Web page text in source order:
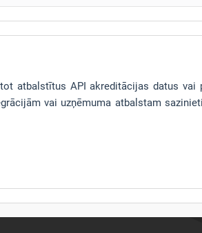
atbalstītus API akreditācijas datus vai
vai uzņēmuma atbalstam